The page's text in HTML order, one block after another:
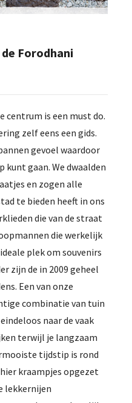
Forodhani
centrum is een must do.
zelf eens een gids.
gevoel waardoor
kunt gaan. We dwaalden
en zogen alle
te bieden heeft in ons
die van de straat
die werkelijk
plek om souvenirs
zijn de in 2009 geheel
Een van onze
combinatie van tuin
naar de vaak
terwijl je langzaam
tijdstip is rond
kraampjes opgezet
lekkernijen